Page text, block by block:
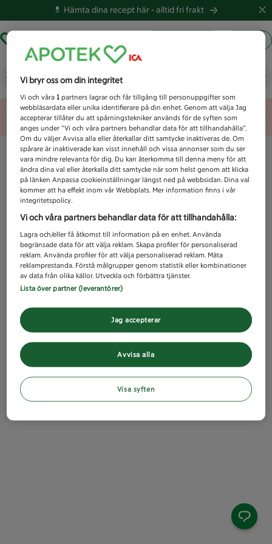
💊 Hämta dina recept här -alltid fri frakt
Vad letar du efter idag?
Unknown error
Vi bryr oss om din integritet
Vi och våra1 partners lagrar och får tillgång till personuppgifter som
webbläsardata eller unika identifierare på din enhet. Genom att välja Jag
accepterar tillåter du att spårningstekniker används för de syften som
anges under ”Vi och våra partners behandlar data för att tillhandahålla”.
Om du väljer Avvisa alla eller återkallar ditt samtycke inaktiveras de. Om
spårare är inaktiverade kan visst innehåll och vissa annonser som du ser
vara mindre relevanta för dig. Du kan återkomma till denna meny för att
ändra dina val eller återkalla ditt samtycke när som helst genom att klicka
på länken Anpassa cookieinställningar längst ned på webbsidan. Dina val
kommer att ha effekt inom vår Webbplats. Mer information finns i vår
integritetspolicy.
Vi och våra partners behandlar data för att tillhandahålla:
Lagra och/eller få åtkomst till information på en enhet. Använda
begränsade data för att välja reklam. Skapa profiler för personaliserad
reklam. Använda profiler för att välja personaliserad reklam. Mäta
reklamprestanda. Förstå målgrupper genom statistik eller kombinationer
av data från olika källor. Utveckla och förbättra tjänster.
Lista över partner (leverantörer)
Avvisa alla
Jag accepterar
Visa syften